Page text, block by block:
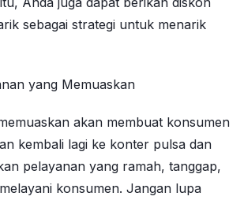
sebagai strategi untuk menarik
yang Memuaskan
akan membuat konsumen
kembali lagi ke konter pulsa dan
pelayanan yang ramah, tanggap,
konsumen. Jangan lupa